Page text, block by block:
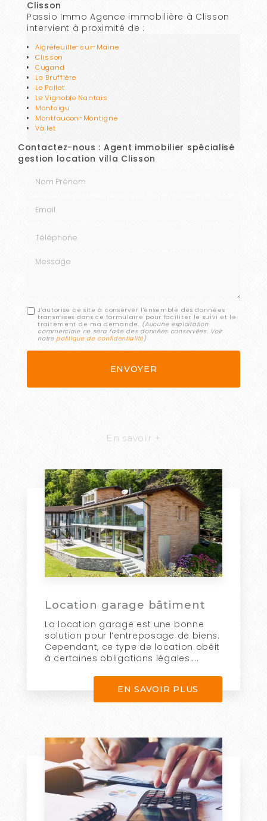
Clisson
Passio Immo Agence immobilière à Clisson
intervient à proximité de :
Aigrefeuille-sur-Maine
Clisson
Cugand
La Bruffière
Le Pallet
Le Vignoble Nantais
Montaigu
Montfaucon-Montigné
Vallet
Contactez-nous : Agent immobilier spécialisé
gestion location villa Clisson
Message
J'autorise ce site à conserver l'ensemble des données
transmises dans ce formulaire pour faciliter le suivi et le
traitement de ma demande. (Aucune exploitation
commerciale ne sera faite des données conservées. Voir
notrepolitique de confidentialité)
En savoir +
Location garage bâtiment
La location garage est une bonne
solution pour l’entreposage de biens.
Cependant, ce type de location obéit
à certaines obligations légales....
EN SAVOIR PLUS